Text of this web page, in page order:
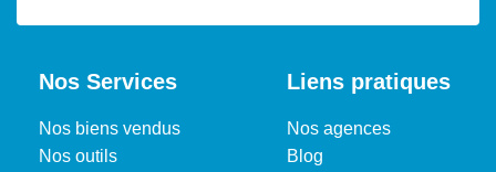
Nos Services
Nos biens vendus
Nos outils
Liens pratiques
Nos agences
Blog